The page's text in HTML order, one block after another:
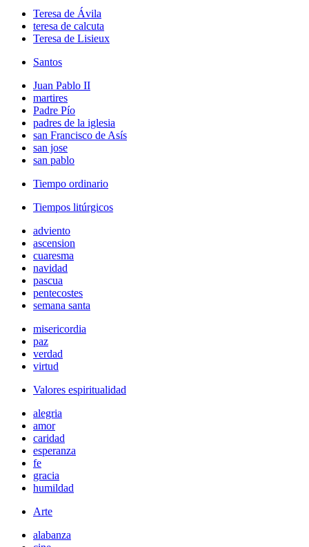
Teresa de Ávila
teresa de calcuta
Teresa de Lisieux
Santos
Juan Pablo II
martires
Padre Pío
padres de la iglesia
san Francisco de Asís
san jose
san pablo
Tiempo ordinario
Tiempos litúrgicos
adviento
ascension
cuaresma
navidad
pascua
pentecostes
semana santa
misericordia
paz
verdad
virtud
Valores espiritualidad
alegria
amor
caridad
esperanza
fe
gracia
humildad
Arte
alabanza